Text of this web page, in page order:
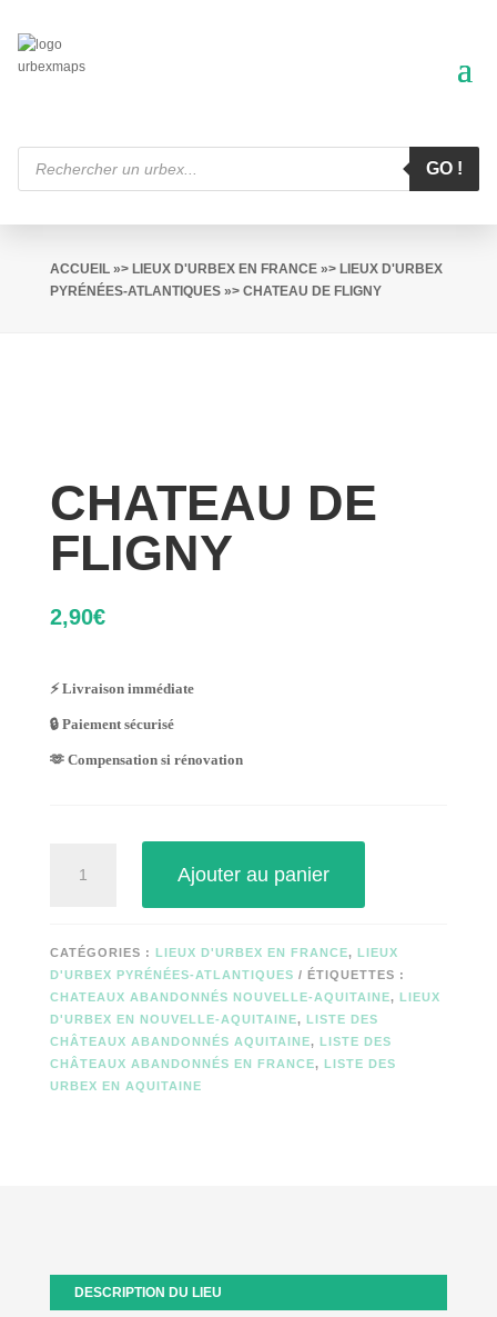
Recherche
produits
GO !
ACCUEIL»> LIEUX D'URBEX EN FRANCE»> LIEUX D'URBEX
PYRÉNÉES-ATLANTIQUES»> CHATEAU DE FLIGNY
CHATEAU DE
FLIGNY
2,90€
⚡ Livraison immédiate
🔒 Paiement sécurisé
🫶 Compensation si rénovation
FLIGNY
Ajouter au panier
CATÉGORIES : LIEUX D'URBEX EN FRANCE, LIEUX
D'URBEX PYRÉNÉES-ATLANTIQUES
ÉTIQUETTES :
CHATEAUX ABANDONNÉS NOUVELLE-AQUITAINE, LIEUX
D'URBEX EN NOUVELLE-AQUITAINE, LISTE DES
CHÂTEAUX ABANDONNÉS AQUITAINE, LISTE DES
CHÂTEAUX ABANDONNÉS EN FRANCE, LISTE DES
URBEX EN AQUITAINE
DESCRIPTION DU LIEU